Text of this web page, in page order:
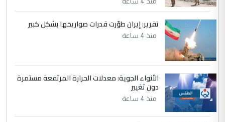
التعليق : تحياتي لك استاذ حامدتركان. كلام
دقيق ومسؤول؛ فالاستثمار الحقيقي للإنسان
وثروات البلد يعتمد على الكفاءة ...
الموضوع :
بين الإهمال واغتصاب الأرض.. بلاد
الرافدين تعاني الجفاف والتصحر!!
تقرير: إيران طوّرت قدرات صواريخها بشكل كبير
منذ 4 ساعة
الأنواء الجوية: معدلات الحرارة المرتفعة مستمرة
دون تغيير
منذ 4 ساعة